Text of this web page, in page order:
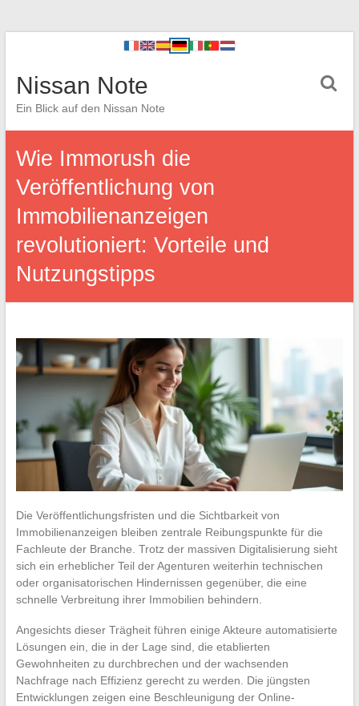
Nissan Note
Ein Blick auf den Nissan Note
Wie Immorush die
Veröffentlichung von
Immobilienanzeigen
revolutioniert: Vorteile und
Nutzungstipps
Die Veröffentlichungsfristen und die Sichtbarkeit von
Immobilienanzeigen bleiben zentrale Reibungspunkte für die
Fachleute der Branche. Trotz der massiven Digitalisierung sieht
sich ein erheblicher Teil der Agenturen weiterhin technischen
oder organisatorischen Hindernissen gegenüber, die eine
schnelle Verbreitung ihrer Immobilien behindern.
Angesichts dieser Trägheit führen einige Akteure automatisierte
Lösungen ein, die in der Lage sind, die etablierten
Gewohnheiten zu durchbrechen und der wachsenden
Nachfrage nach Effizienz gerecht zu werden. Die jüngsten
Entwicklungen zeigen eine Beschleunigung der Online-